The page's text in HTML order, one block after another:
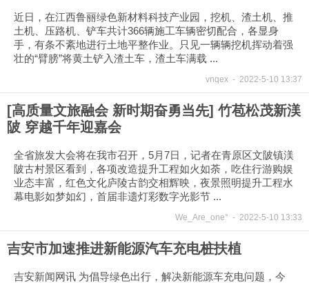
近日，在江西鲁丽绿色新材料科技产业园，挖机、渣土机、推
土机、压路机、铲车共计366辆施工车辆密切配合，各显身
手，有条不紊地进行土地平整作业。只见一辆辆挖机挥动着强
壮的“臂膀”将黄土铲入渣土车，渣土车满载 ...
vnqex - 2022-5-10 13:37
[高质量文旅融会 新时期奋勇当先] 竹苞松茂新渼
陂 穿越千年迎嘉会
全省旅发大会将在我市召开，5月7日，记者在青原区文陂镇渼
陂古村景区看到，各项改造提升工程如火如荼，吃住行游购娱
业态丰富，红色文化庐陵古韵交相辉映，夜景照明提升工程水
幕电影如梦如幻，首届非遗灯彩数字光影节 ...
We_Are_one° - 2022-5-10 13:33
吉安市加速推进新能源汽车充电桩扶植
吉安新闻网讯 为倡导绿色出行，解决新能源车充电问题，今